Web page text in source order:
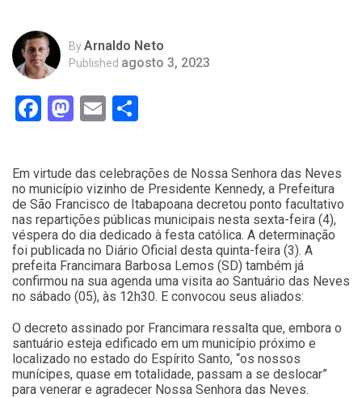
ByArnaldo Neto
Published agosto 3, 2023
Facebook
Mastodon
Email
Em virtude das celebrações de Nossa Senhora das Neves
no município vizinho de Presidente Kennedy, a Prefeitura
de São Francisco de Itabapoana decretou ponto facultativo
nas repartições públicas municipais nesta sexta-feira (4),
véspera do dia dedicado à festa católica. A determinação
foi publicada no Diário Oficial desta quinta-feira (3). A
prefeita Francimara Barbosa Lemos (SD) também já
confirmou na sua agenda uma visita ao Santuário das Neves
no sábado (05), às 12h30. E convocou seus aliados:
O decreto assinado por Francimara ressalta que, embora o
santuário esteja edificado em um município próximo e
localizado no estado do Espírito Santo, “os nossos
munícipes, quase em totalidade, passam a se deslocar”
para venerar e agradecer Nossa Senhora das Neves.